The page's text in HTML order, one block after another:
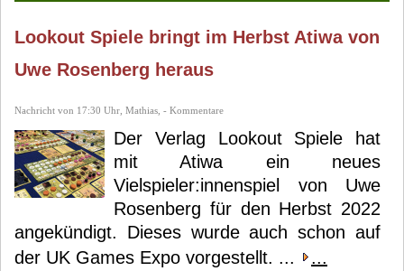
Lookout Spiele bringt im Herbst Atiwa von
Uwe Rosenberg heraus
Nachricht von 17:30 Uhr, Mathias, - Kommentare
Der Verlag Lookout Spiele hat
mit Atiwa ein neues
Vielspieler:innenspiel von Uwe
Rosenberg für den Herbst 2022
angekündigt. Dieses wurde auch schon auf
der UK Games Expo vorgestellt. ...
...